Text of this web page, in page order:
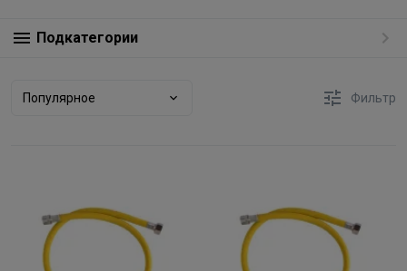
Подкатегории
Популярное Фильтр